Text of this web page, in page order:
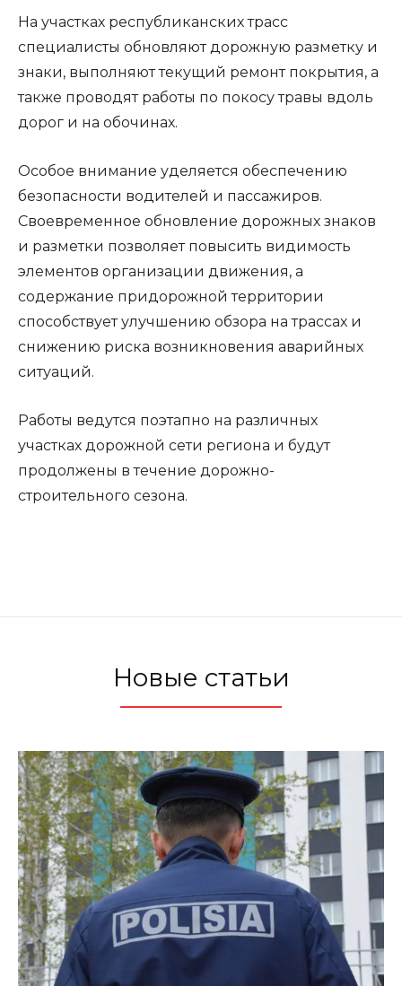
На участках республиканских трасс
специалисты обновляют дорожную разметку и
знаки, выполняют текущий ремонт покрытия, а
также проводят работы по покосу травы вдоль
дорог и на обочинах.
Особое внимание уделяется обеспечению
безопасности водителей и пассажиров.
Своевременное обновление дорожных знаков
и разметки позволяет повысить видимость
элементов организации движения, а
содержание придорожной территории
способствует улучшению обзора на трассах и
снижению риска возникновения аварийных
ситуаций.
Работы ведутся поэтапно на различных
участках дорожной сети региона и будут
продолжены в течение дорожно-
строительного сезона.
Новые статьи